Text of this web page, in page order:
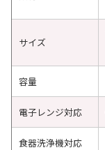
サイズ
容量
電子レンジ対応
食器洗浄機対応